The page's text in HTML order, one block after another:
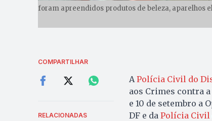
foram apreendidos produtos de beleza, aparelhos
COMPARTILHAR
RELACIONADAS
A Polícia Civil do
aos Crimes contra
e 10 de setembro a
DF e da Polícia Civil